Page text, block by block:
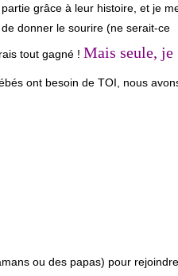
grâce à leur histoire, et je
donner le sourire (ne serait-ce
tout gagné ! Mais seule, je
ont besoin de TOI, nous
ou des papas) pour rejoindre